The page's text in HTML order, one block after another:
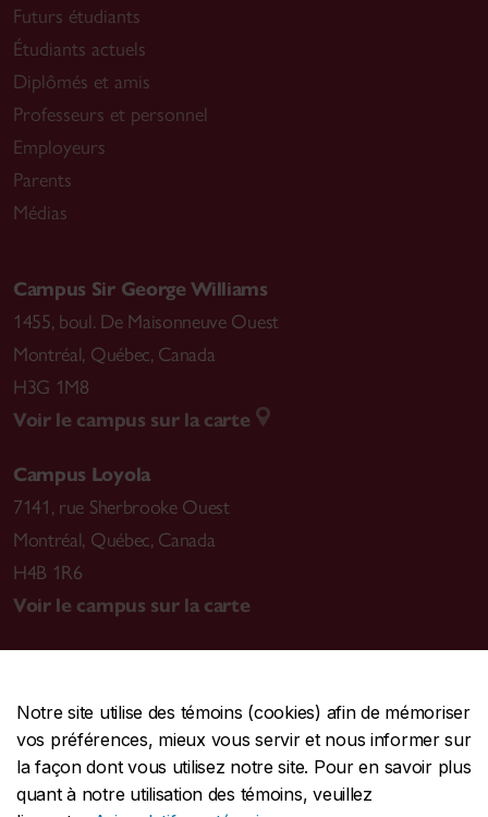
Notre site utilise des témoins (cookies) afin de mémoriser
vos préférences, mieux vous servir et nous informer sur
la façon dont vous utilisez notre site. Pour en savoir plus
quant à notre utilisation des témoins, veuillez
Futurs étudiants
Étudiants actuels
Diplômés et amis
Professeurs et personnel
Employeurs
Parents
Médias
Campus Sir George Williams
1455, boul. De Maisonneuve Ouest
Montréal, Québec, Canada
H3G 1M8
Voir le campus sur la carte
Campus Loyola
7141, rue Sherbrooke Ouest
Montréal, Québec, Canada
H4B 1R6
Voir le campus sur la carte
CENTRALE514-848-2424
URGENCE514-848-3717
Protection et prévention | Accessibilité | Confidentialité